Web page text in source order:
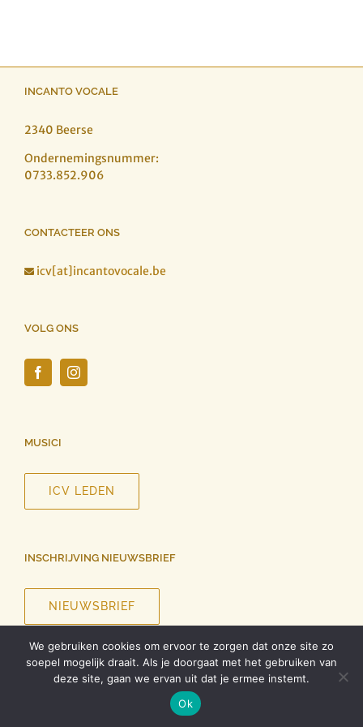
INCANTO VOCALE
2340 Beerse
Ondernemingsnummer:
0733.852.906
CONTACTEER ONS
 icv[at]incantovocale.be
VOLG ONS
MUSICI
ICV LEDEN
INSCHRIJVING NIEUWSBRIEF
NIEUWSBRIEF
2026 InCanto Vocale | Alle rechten voorbehouden |
| Ontwerp website
We gebruiken cookies om ervoor te zorgen dat onze site zo
soepel mogelijk draait. Als je doorgaat met het gebruiken van
deze site, gaan we ervan uit dat je ermee instemt.
Ok